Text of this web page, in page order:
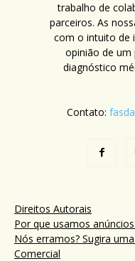
trabalho de
parceiros. As
com o intuito de
opinião de um
diagnóstico
Contato:
Direitos Autorais
Por que usamos
Nós erramos? Sugira
Comercial